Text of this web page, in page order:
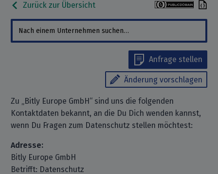
Zurück zur Übersicht
Anfrage stellen
Änderung vorschlagen
Zu „Bitly Europe GmbH“ sind uns die folgenden
Kontaktdaten bekannt, an die Du Dich wenden kannst,
wenn Du Fragen zum Datenschutz stellen möchtest:
Adresse:
Bitly Europe GmbH
Betrifft: Datenschutz